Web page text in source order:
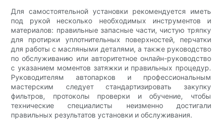
Для самостоятельной установки рекомендуется иметь
под рукой несколько необходимых инструментов и
материалов: правильные запасные части, чистую тряпку
для протирки уплотнительных поверхностей, перчатки
для работы с масляными деталями, а также руководство
по обслуживанию или авторитетное онлайн-руководство
с указанием моментов затяжки и правильных процедур.
Руководителям автопарков и профессиональным
мастерским следует стандартизировать закупку
фильтров, протоколы проверки и обучение, чтобы
технические специалисты неизменно достигали
правильных результатов установки и обслуживания.